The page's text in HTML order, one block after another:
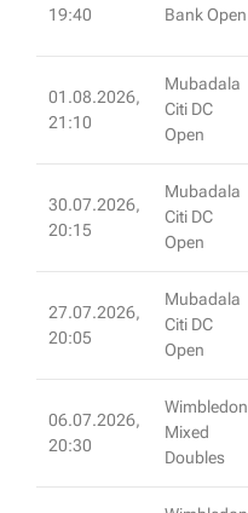
19:40
Bank Open
01.08.2026,
21:10
Mubadala
Citi DC
Open
30.07.2026,
20:15
Mubadala
Citi DC
Open
27.07.2026,
20:05
Mubadala
Citi DC
Open
06.07.2026,
20:30
Wimbledon
Mixed
Doubles